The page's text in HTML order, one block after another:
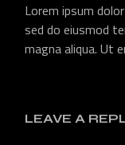
Lorem ipsum
sed do eiusmod
magna aliqua. Ut
LEAVE A